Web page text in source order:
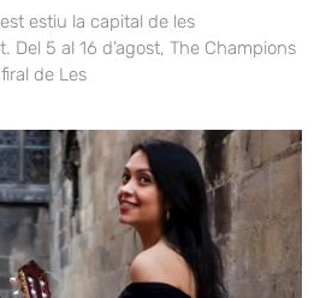
estiu la capital de les
Del 5 al 16 d’agost, The Champions
de Les